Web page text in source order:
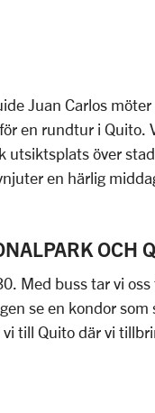
Juan Carlos möter
en rundtur i Quito.
utsiktsplats över
en härlig
OCH
Med buss tar vi oss
se en kondor som
till Quito där vi